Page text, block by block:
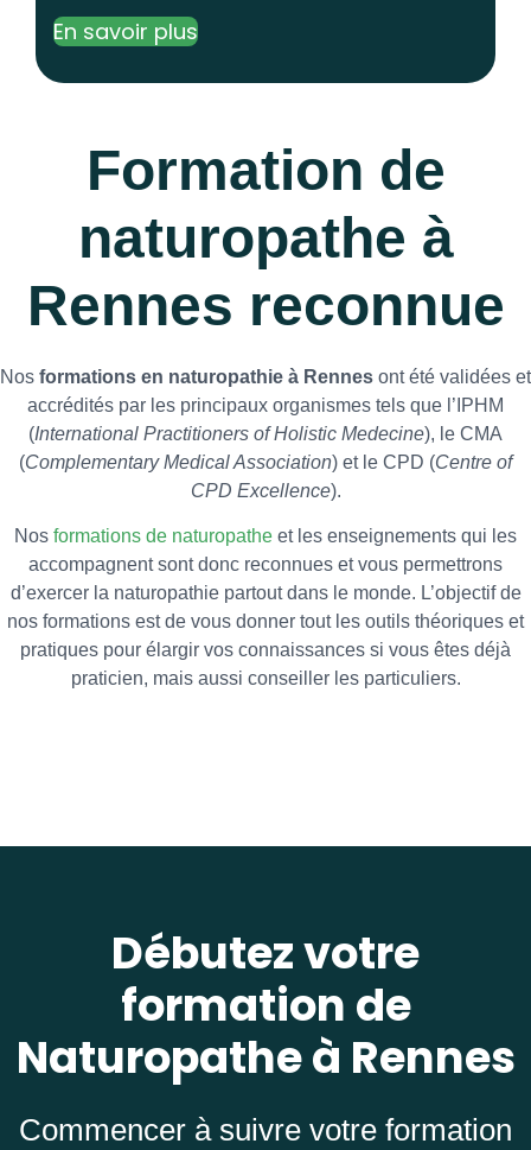
En savoir plus
Formation de
naturopathe à
Rennes reconnue
Nos formations en naturopathie à Rennes ont été validées et
accrédités par les principaux organismes tels que l’IPHM
(International Practitioners of Holistic Medecine), le CMA
(Complementary Medical Association) et le CPD (Centre of
CPD Excellence).
Nos formations de naturopathe et les enseignements qui les
accompagnent sont donc reconnues et vous permettrons
d’exercer la naturopathie partout dans le monde. L’objectif de
nos formations est de vous donner tout les outils théoriques et
pratiques pour élargir vos connaissances si vous êtes déjà
praticien, mais aussi conseiller les particuliers.
Débutez votre
formation de
Naturopathe à Rennes
Commencer à suivre votre formation